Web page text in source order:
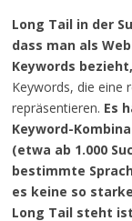
Long Tail in der
dass man als
Keywords
Keywords, die eine
repräsentieren. Es
Keyword-
(etwa ab 1.000
bestimmte
es keine so
Long Tail steht